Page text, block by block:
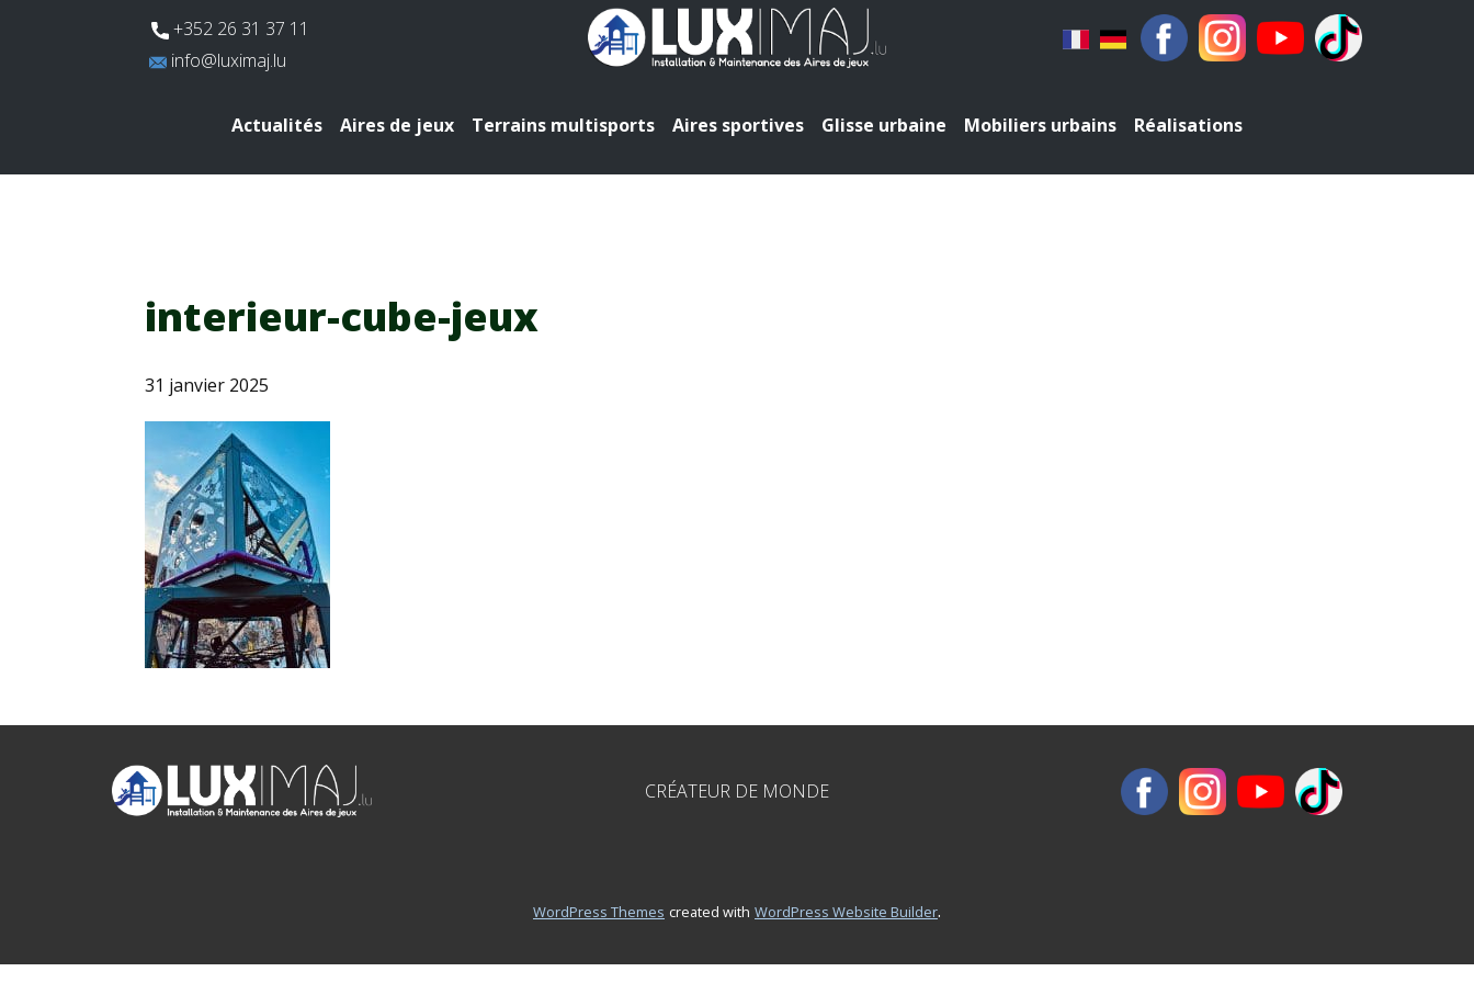
​+352 26 31 37 11
​info@luximaj.lu
Actualités Aires de jeux Terrains multisports Aires sportives Glisse urbaine Mobiliers urbains Réalisations
interieur-cube-jeux
31 janvier 2025
CRÉATEUR DE MONDE
WordPress Themes created with WordPress Website Builder.